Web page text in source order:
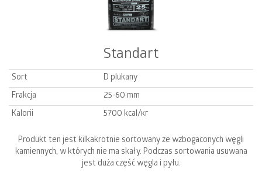
Standart
Sort
D plukany
Frakcja
25-60 mm
Kalorii
5700 kcal/кг
Produkt ten jest kilkakrotnie sortowany ze wzbogaconych węgli
kamiennych, w których nie ma skały. Podczas sortowania usuwana
jest duża część węgla i pyłu.